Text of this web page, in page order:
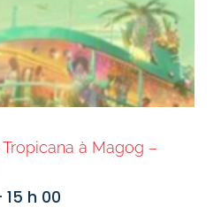
à Magog –
15 h 00